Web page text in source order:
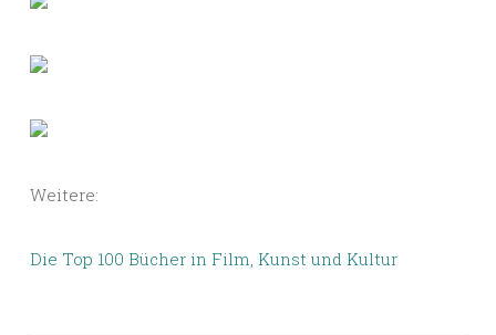
Weitere:
Die Top 100 Bücher in Film, Kunst und Kultur